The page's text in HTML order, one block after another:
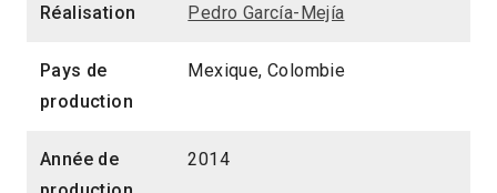
Réalisation Pedro García-Mejía
Pays de
production
Mexique, Colombie
Année de
2014